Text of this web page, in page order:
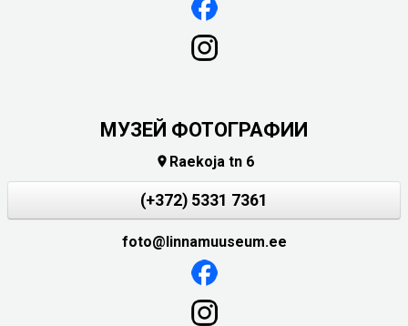
МУЗЕЙ ФОТОГРАФИИ
 Raekoja tn 6
(+372) 5331 7361
foto@linnamuuseum.ee